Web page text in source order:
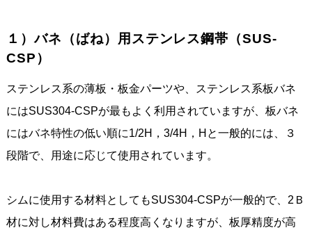
１）バネ（ばね）用ステンレス鋼帯（SUS-
CSP）
ステンレス系の薄板・板金パーツや、ステンレス系板バネ
にはSUS304-CSPが最もよく利用されていますが、板バネ
にはバネ特性の低い順に1/2H，3/4H，Hと一般的には、３
段階で、用途に応じて使用されています。
シムに使用する材料としてもSUS304-CSPが一般的で、2Ｂ
材に対し材料費はある程度高くなりますが、板厚精度が高